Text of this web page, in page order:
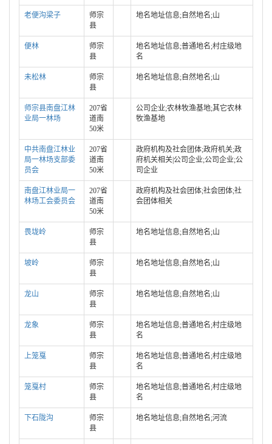
老便沟梁子
师宗
县
地名地址信息;自然地名;山
便林
师宗
县
地名地址信息;普通地名;村庄级地
名
未松林
师宗
县
地名地址信息;自然地名;山
师宗县南盘江林
业局一林场
207省
道南
50米
公司企业;农林牧渔基地;其它农林
牧渔基地
中共南盘江林业
局一林场支部委
员会
207省
道南
50米
政府机构及社会团体;政府机关;政
府机关相关|公司企业;公司企业;公
司企业
南盘江林业局一
林场工会委员会
207省
道南
50米
政府机构及社会团体;社会团体;社
会团体相关
畏垅岭
师宗
县
地名地址信息;自然地名;山
坡岭
师宗
县
地名地址信息;自然地名;山
龙山
师宗
县
地名地址信息;自然地名;山
龙象
师宗
县
地名地址信息;普通地名;村庄级地
名
上笼戛
师宗
县
地名地址信息;普通地名;村庄级地
名
笼戛村
师宗
县
地名地址信息;普通地名;村庄级地
名
下石陇沟
师宗
县
地名地址信息;自然地名;河流